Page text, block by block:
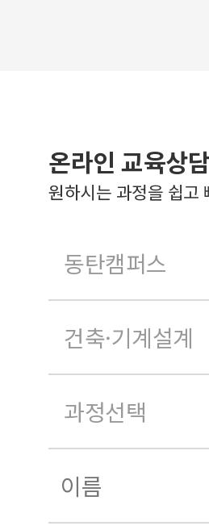
온라인 교육상
원하시는 과정을 쉽고